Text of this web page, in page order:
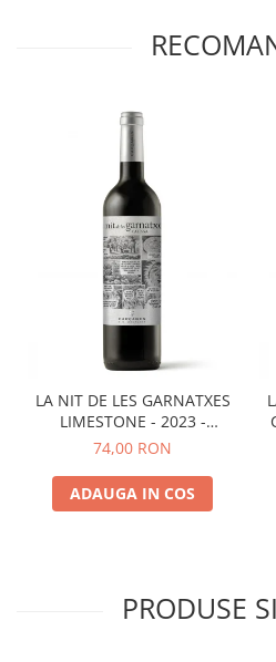
LA NIT DE LES GARNATXES
LIMESTONE - 2023 -
MONTSANT D.O.
74,00 RON
ADAUGA IN COS
PRODUSE